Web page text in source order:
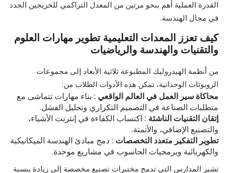
القدرة العملية أهم بنحو مرتين من المعدل التراكمي للخريجين الجدد
في مجال الهندسة.
كيف تعزز المعدات التعليمية تطوير مهارات العلوم
والتقنيات والهندسة والرياضيات
من أنظمة الهيدروليك المطبوعة ثلاثية الأبعاد إلى مجموعات
الروبوتات الوحداتية، تمكن هذه الأدوات الطلاب من:
محاكاة سير العمل في العالم الواقعي : بناء مهارات تتماشى مع
متطلبات الصناعة في التصميم التكراري وتحليل الفشل.
إتقان التقنيات الناشئة : اكتساب الكفاءة في إنترنت الأشياء،
والتصنيع الإضافي، والأتمتة.
تطوير التفكير متعدد التخصصات : دمج مبادئ الهندسة الميكانيكية
والكهربائية وبرمجيات الحاسوب في مشاريع موحدة.
تشير المدارس التي تدمج مختبرات تصنيع مخصصة إلى زيادة بنسبة